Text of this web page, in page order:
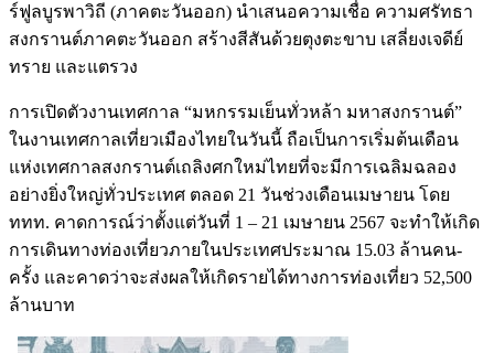
ร์ฟูลบูรพาวิถี (ภาคตะวันออก) นำเสนอความเชื่อ ความศรัทธา
สงกรานต์ภาคตะวันออก สร้างสีสันด้วยตุงตะขาบ เสลี่ยงเจดีย์
ทราย และแตรวง
การเปิดตัวงานเทศกาล “มหกรรมเย็นทั่วหล้า มหาสงกรานต์”
ในงานเทศกาลเที่ยวเมืองไทยในวันนี้ ถือเป็นการเริ่มต้นเดือน
แห่งเทศกาลสงกรานต์เถลิงศกใหม่ไทยที่จะมีการเฉลิมฉลอง
อย่างยิ่งใหญ่ทั่วประเทศ ตลอด 21 วันช่วงเดือนเมษายน โดย
ททท. คาดการณ์ว่าตั้งแต่วันที่ 1 – 21 เมษายน 2567 จะทำให้เกิด
การเดินทางท่องเที่ยวภายในประเทศประมาณ 15.03 ล้านคน-
ครั้ง และคาดว่าจะส่งผลให้เกิดรายได้ทางการท่องเที่ยว 52,500
ล้านบาท